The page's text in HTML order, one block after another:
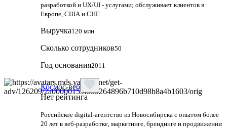
разработкой и UX/UI - услугами; обслуживает клиентов в
Европе, США и СНГ.
Выручка120 млн
Сколько сотрудников50
Год основания2011
Космос-веб
Нет рейтинга
Российское digital-агентство из Новосибирска с опытом более
20 лет в веб-разработке, маркетинге, брендинге и продвижении